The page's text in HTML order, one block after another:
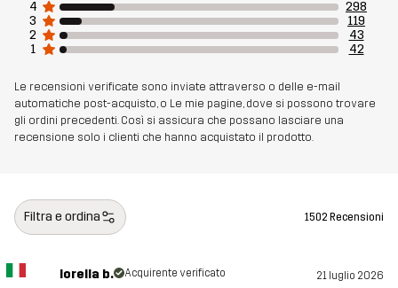
4
298
3
119
2
43
1
42
Le recensioni verificate sono inviate attraverso o delle e-mail
automatiche post-acquisto, o Le mie pagine, dove si possono trovare
gli ordini precedenti. Così si assicura che possano lasciare una
recensione solo i clienti che hanno acquistato il prodotto.
Filtra e ordina 1502 Recensioni
lorella b. Acquirente verificato 21 luglio 2026